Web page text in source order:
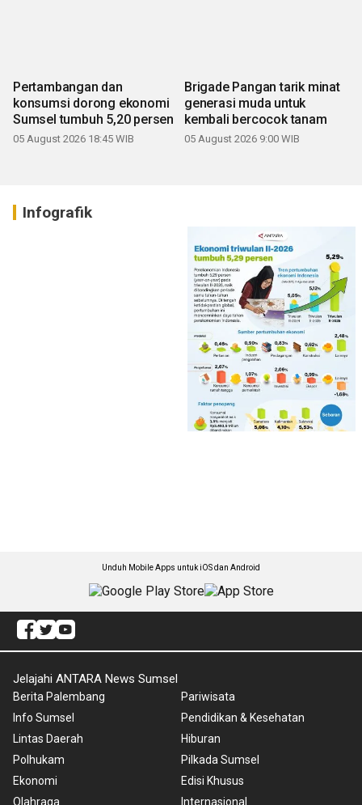
Pertambangan dan
konsumsi dorong ekonomi
Sumsel tumbuh 5,20 persen
05 August 2026 18:45 WIB
Brigade Pangan tarik minat
generasi muda untuk
kembali bercocok tanam
05 August 2026 9:00 WIB
Infografik
Unduh Mobile Apps untuk iOS dan Android
Jelajahi ANTARA News Sumsel
Berita Palembang
Info Sumsel
Lintas Daerah
Polhukam
Ekonomi
Olahraga
Pariwisata
Pendidikan & Kesehatan
Hiburan
Pilkada Sumsel
Edisi Khusus
Internasional